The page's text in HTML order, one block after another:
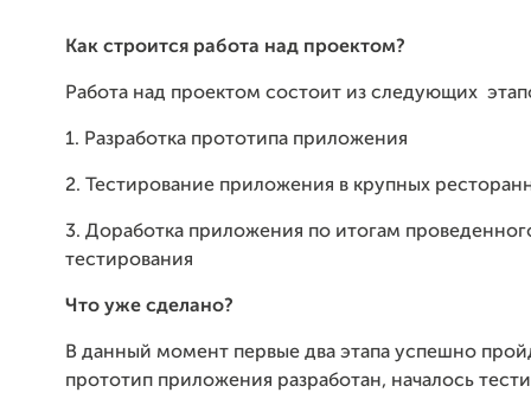
Как строится работа над проектом?
Работа над проектом состоит из следующих
1. Разработка прототипа приложения
2. Тестирование приложения в крупных
3. Доработка приложения по итогам
тестирования
Что уже сделано?
В данный момент первые два этапа успешно
прототип приложения разработан, началось